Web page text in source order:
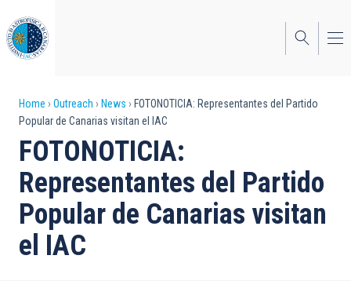
to
main
content
Breadcrumb
Home Outreach News
FOTONOTICIA: Representantes del Partido
Popular de Canarias visitan el IAC
FOTONOTICIA:
Representantes del Partido
Popular de Canarias visitan
el IAC